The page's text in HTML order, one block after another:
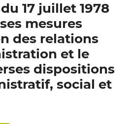
17 juillet 1978
mesures
des relations
et le
dispositions
social et